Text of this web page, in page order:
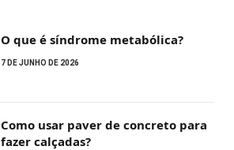
O que é síndrome metabólica?
7 DE JUNHO DE 2026
Como usar paver de concreto para
fazer calçadas?